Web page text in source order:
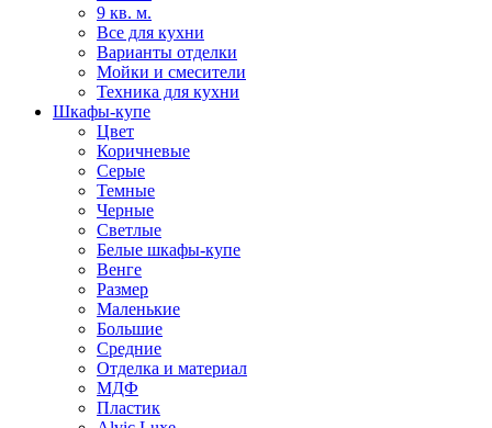
9 кв. м.
Все для кухни
Варианты отделки
Мойки и смесители
Техника для кухни
Шкафы-купе
Цвет
Коричневые
Серые
Темные
Черные
Светлые
Белые шкафы-купе
Венге
Размер
Маленькие
Большие
Средние
Отделка и материал
МДФ
Пластик